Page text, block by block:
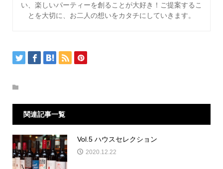
い、楽しいパーティーを創ることが大好き！ご提案するこ
とを大切に、お二人の想いをカタチにしていきます。
関連記事一覧
Vol.5 ハウスセレクション
2020.12.22